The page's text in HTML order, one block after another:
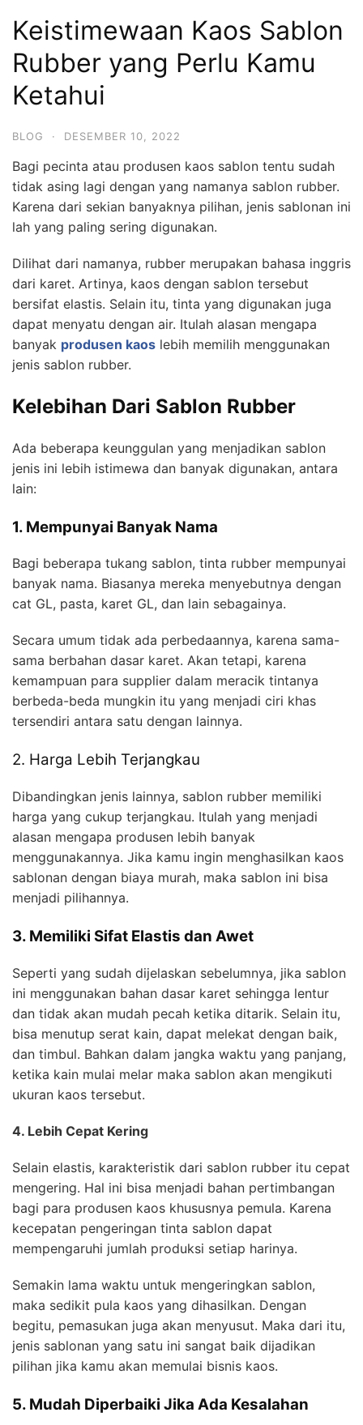
Keistimewaan Kaos Sablon
Rubber yang Perlu Kamu
Ketahui
BLOG · DESEMBER 10, 2022
Bagi pecinta atau produsen kaos sablon tentu sudah
tidak asing lagi dengan yang namanya sablon rubber.
Karena dari sekian banyaknya pilihan, jenis sablonan ini
lah yang paling sering digunakan.
Dilihat dari namanya, rubber merupakan bahasa inggris
dari karet. Artinya, kaos dengan sablon tersebut
bersifat elastis. Selain itu, tinta yang digunakan juga
dapat menyatu dengan air. Itulah alasan mengapa
banyak produsen kaos lebih memilih menggunakan
jenis sablon rubber.
Kelebihan Dari Sablon Rubber
Ada beberapa keunggulan yang menjadikan sablon
jenis ini lebih istimewa dan banyak digunakan, antara
lain:
1. Mempunyai Banyak Nama
Bagi beberapa tukang sablon, tinta rubber mempunyai
banyak nama. Biasanya mereka menyebutnya dengan
cat GL, pasta, karet GL, dan lain sebagainya.
Secara umum tidak ada perbedaannya, karena sama-
sama berbahan dasar karet. Akan tetapi, karena
kemampuan para supplier dalam meracik tintanya
berbeda-beda mungkin itu yang menjadi ciri khas
tersendiri antara satu dengan lainnya.
2. Harga Lebih Terjangkau
Dibandingkan jenis lainnya, sablon rubber memiliki
harga yang cukup terjangkau. Itulah yang menjadi
alasan mengapa produsen lebih banyak
menggunakannya. Jika kamu ingin menghasilkan kaos
sablonan dengan biaya murah, maka sablon ini bisa
menjadi pilihannya.
3. Memiliki Sifat Elastis dan Awet
Seperti yang sudah dijelaskan sebelumnya, jika sablon
ini menggunakan bahan dasar karet sehingga lentur
dan tidak akan mudah pecah ketika ditarik. Selain itu,
bisa menutup serat kain, dapat melekat dengan baik,
dan timbul. Bahkan dalam jangka waktu yang panjang,
ketika kain mulai melar maka sablon akan mengikuti
ukuran kaos tersebut.
4. Lebih Cepat Kering
Selain elastis, karakteristik dari sablon rubber itu cepat
mengering. Hal ini bisa menjadi bahan pertimbangan
bagi para produsen kaos khususnya pemula. Karena
kecepatan pengeringan tinta sablon dapat
mempengaruhi jumlah produksi setiap harinya.
Semakin lama waktu untuk mengeringkan sablon,
maka sedikit pula kaos yang dihasilkan. Dengan
begitu, pemasukan juga akan menyusut. Maka dari itu,
jenis sablonan yang satu ini sangat baik dijadikan
pilihan jika kamu akan memulai bisnis kaos.
5. Mudah Diperbaiki Jika Ada Kesalahan